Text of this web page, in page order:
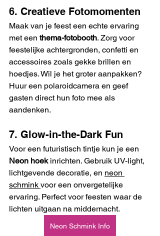
6. Creatieve Fotomomenten
Maak van je feest een echte ervaring
met een thema-fotobooth. Zorg voor
feestelijke achtergronden, confetti en
accessoires zoals gekke brillen en
hoedjes. Wil je het groter aanpakken?
Huur een polaroidcamera en geef
gasten direct hun foto mee als
aandenken.
7. Glow-in-the-Dark Fun
Voor een futuristisch tintje kun je een
Neon hoek inrichten. Gebruik UV-light,
lichtgevende decoratie, en neon
schmink voor een onvergetelijke
ervaring. Perfect voor feesten waar de
lichten uitgaan na middernacht.
Neon Schmink Info